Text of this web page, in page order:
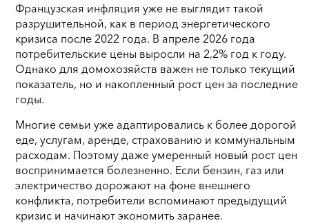
Французская инфляция уже не выглядит такой
разрушительной, как в период энергетического
кризиса после 2022 года. В апреле 2026 года
потребительские цены выросли на 2,2% год к году.
Однако для домохозяйств важен не только текущий
показатель, но и накопленный рост цен за последние
годы.
Многие семьи уже адаптировались к более дорогой
еде, услугам, аренде, страхованию и коммунальным
расходам. Поэтому даже умеренный новый рост цен
воспринимается болезненно. Если бензин, газ или
электричество дорожают на фоне внешнего
конфликта, потребители вспоминают предыдущий
кризис и начинают экономить заранее.